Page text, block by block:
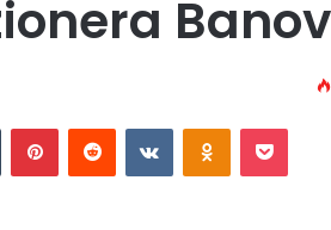
Tumblr PinterestReddit VKontakteOdnoklassniki
Pocket